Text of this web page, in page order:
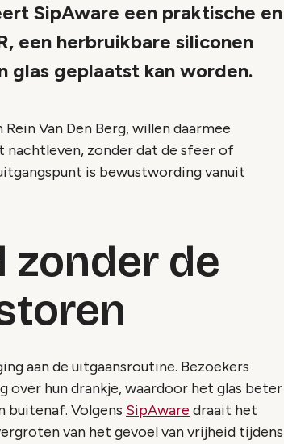
SipAware een praktische en
een herbruikbare siliconen
glas geplaatst kan worden.
Van Den Berg, willen daarmee
nachtleven, zonder dat de sfeer of
is bewustwording vanuit
zonder de
aan de uitgaansroutine. Bezoekers
over hun drankje, waardoor het glas beter
buitenaf. Volgens SipAware draait het
van het gevoel van vrijheid tijdens